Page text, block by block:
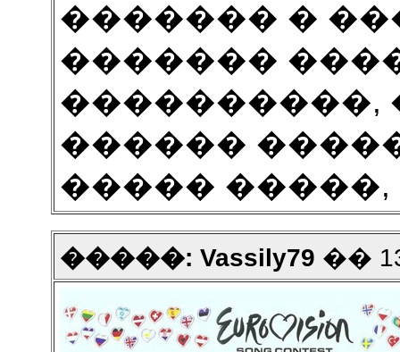
������� �
�������
����������,
������
�����
�����: Vassily79 ��